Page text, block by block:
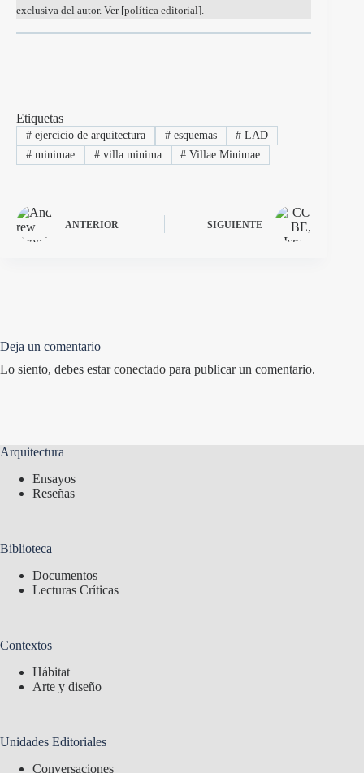
exclusiva del autor. Ver [política editorial].
Etiquetas
#ejercicio de arquitectura #esquemas # LAD
#minimae #villa minima # Villae Minimae
ANTERIOR SIGUIENTE
Deja un comentario
Lo siento, debes estarconectado para publicar un comentario.
Arquitectura
Ensayos
Reseñas
Biblioteca
Documentos
Lecturas Críticas
Contextos
Hábitat
Arte y diseño
Unidades Editoriales
Conversaciones